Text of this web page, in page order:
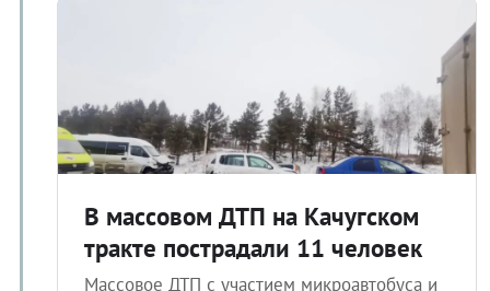
В массовом ДТП на Качугском
тракте пострадали 11 человек
Массовое ДТП с участием микроавтобуса и